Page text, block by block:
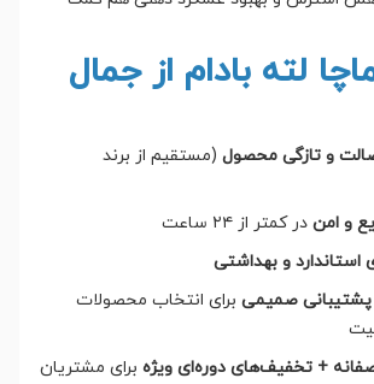
لته بادام از جمال
و تازگی محصول (مستقیم از برند
و امن در کمتر از ۲۴ ساعت
استاندارد و بهداشتی
پشتیبانی صمیمی برای انتخاب محصولات
+ تخفیف‌های دوره‌ای ویژه برای مشتریان